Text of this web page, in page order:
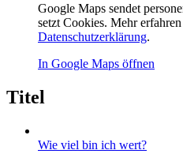
Google Maps sendet
setzt Cookies. Mehr
Datenschutzerklärung.
In Google Maps öffnen
Titel
Wie viel bin ich wert?